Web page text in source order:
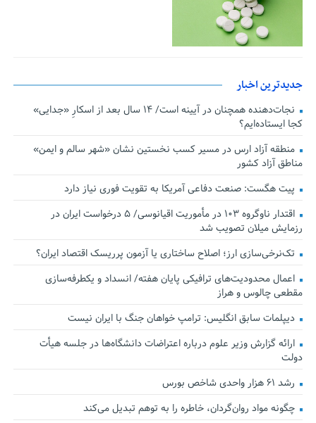
جدیدترین اخبار
نجات‌دهنده‌ همچنان در آیینه است/ ۱۴ سال بعد از اسکارِ «جدایی»
کجا ایستاده‌ایم؟
منطقه آزاد ارس در مسیر کسب نخستین نشان «شهر سالم و ایمن»
مناطق آزاد کشور
پیت هگست: صنعت دفاعی آمریکا به تقویت فوری نیاز دارد
اقتدار ناوگروه ۱۰۳ در مأموریت‌ اقیانوسی/ ۵ درخواست ایران در
رزمایش میلان تصویب شد
تک‌نرخی‌سازی ارز؛ اصلاح ساختاری یا آزمون پرریسک اقتصاد ایران؟
اعمال محدودیت‌های ترافیکی پایان هفته/ انسداد و یکطرفه‌سازی
مقطعی چالوس و هراز
دیپلمات سابق انگلیس:‌ ترامپ خواهان جنگ با ایران نیست
ارائه گزارش وزیر علوم درباره اعتراضات دانشگاه‌ها در جلسه هیأت
دولت
رشد ۶۱ هزار واحدی شاخص بورس
چگونه مواد روان‌گردان، خاطره را به توهم تبدیل می‌کند